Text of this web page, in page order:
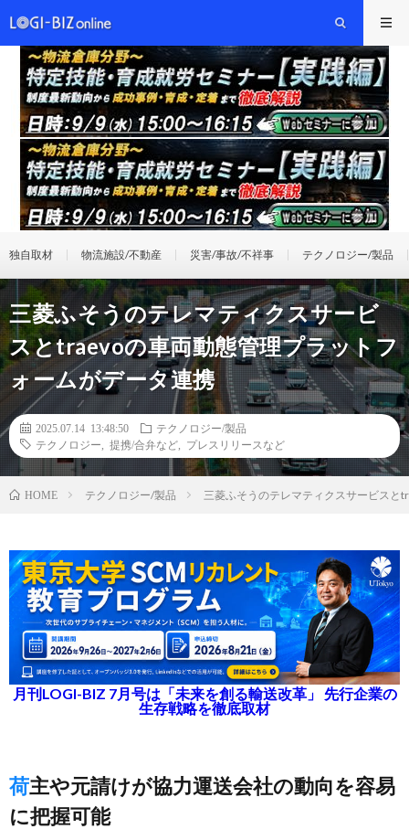
独自取材 物流施設/不動産 災害/事故/不祥事 テクノロジー/製品
三菱ふそうのテレマティクスサービ
スとtraevoの車両動態管理プラットフ
ォームがデータ連携
2025.07.14 13:48:50
テクノロジー/製品
テクノロジー
提携/合弁など プレスリリースなど
HOME テクノロジー/製品 三菱ふそうのテレマティクスサービスと
月刊LOGI-BIZ 7月号は「未来を創る輸送改革」 先行企業の
生存戦略を徹底取材
荷主や元請けが協力運送会社の動向を容易
に把握可能